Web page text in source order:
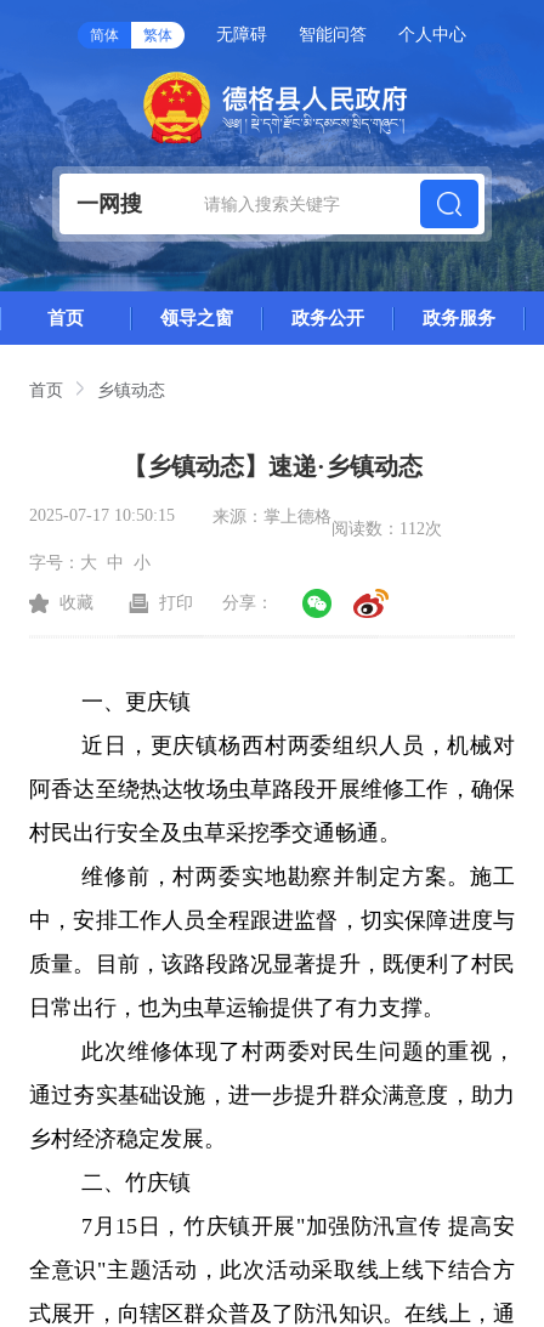
简体 繁体 无障碍 智能问答 个人中心
一网搜
首页 领导之窗 政务公开 政务服务
首页 乡镇动态
【乡镇动态】速递·乡镇动态
2025-07-17 10:50:15 来源： 掌上德格
阅读数： 112次
字号： 大 中 小
收藏 打印 分享：
一、 更庆镇
近日，更庆镇杨西村两委组织人员，机械对
阿香达至绕热达牧场虫草路段开展维修工作，确保
村民出行安全及虫草采挖季交通畅通。
维修前，村两委实地勘察并制定方案。施工
中，安排工作人员全程跟进监督，切实保障进度与
质量。目前，该路段路况显著提升，既便利了村民
日常出行，也为虫草运输提供了有力支撑。
此次维修体现了村两委对民生问题的重视，
通过夯实基础设施，进一步提升群众满意度，助力
乡村经济稳定发展。
二、 竹庆镇
7 月 15 日，竹庆镇开展"加强防汛宣传 提高安
全意识 "主题活动，此次活动采取线上线下结合方
式展开，向辖区群众普及了防汛知识。在线上，通